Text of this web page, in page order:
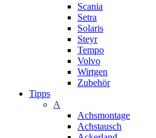
Scania
Setra
Solaris
Steyr
Tempo
Volvo
Wirtgen
Zubehör
Tipps
A
Achsmontage
Achstausch